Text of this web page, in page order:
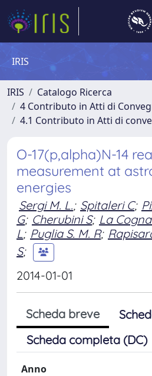
IRIS
IRIS
Catalogo Ricerca
4 Contributo in Atti di
4.1 Contributo in Atti di
O-17(p,alpha)N-14
measurement at
energies
Sergi M. L.; Spitaleri C;
G; Cherubini S; La
L; Puglia S. M. R;
S;
2014-01-01
Scheda breve
Scheda completa (DC)
Anno